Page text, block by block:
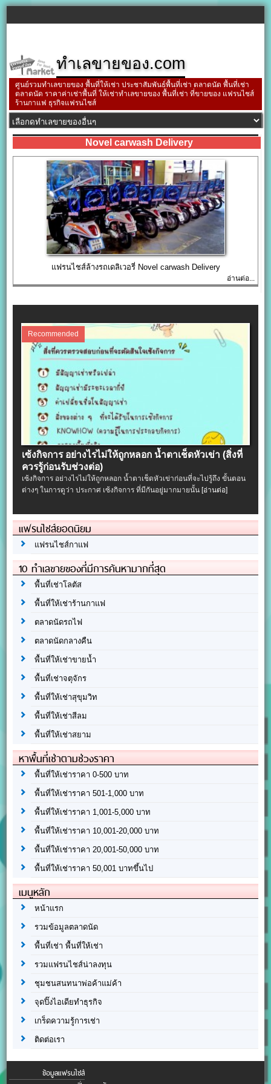
ทำเลขายของ.com
ศูนย์รวมทำเลขายของ พื้นที่ให้เช่า ประชาสัมพันธ์พื้นที่เช่า ตลาดนัด พื้นที่เช่า
ตลาดนัด ราคาค่าเช่าพื้นที่ ให้เช่าทำเลขายของ พื้นที่เช่า ที่ขายของ แฟรนไชส์
ร้านกาแฟ ธุรกิจแฟรนไชส์
Novel carwash Delivery
แฟรนไชส์ล้างรถเดลิเวอรี่ Novel carwash Delivery
อ่านต่อ...
Recommended
เซ้งกิจการ อย่างไรไม่ให้ถูกหลอก น้ำตาเช็ดหัวเข่า (สิ่งที่
ควรรู้ก่อนรับช่วงต่อ)
เซ้งกิจการ อย่างไรไม่ให้ถูกหลอก น้ำตาเช็ดหัวเข่าก่อนที่จะไปรู้ถึง ขั้นตอน
ต่างๆ ในการดูว่า ประกาศ เซ้งกิจการ ที่มีกันอยู่มากมายนั้น[อ่านต่อ]
แฟรนไชส์ยอดนิยม
แฟรนไชส์กาแฟ
10 ทำเลขายของที่มีการค้นหามากที่สุด
พื้นที่เช่าโลตัส
พื้นที่ให้เช่าร้านกาแฟ
ตลาดนัดรถไฟ
ตลาดนัดกลางคืน
พื้นที่ให้เช่าขายน้ำ
พื้นที่เช่าจตุจักร
พื้นที่ให้เช่าสุขุมวิท
พื้นที่ให้เช่าสีลม
พื้นที่ให้เช่าสยาม
หาพื้นที่เช่าตามช่วงราคา
พื้นที่ให้เช่าราคา 0-500 บาท
พื้นที่ให้เช่าราคา 501-1,000 บาท
พื้นที่ให้เช่าราคา 1,001-5,000 บาท
พื้นที่ให้เช่าราคา 10,001-20,000 บาท
พื้นที่ให้เช่าราคา 20,001-50,000 บาท
พื้นที่ให้เช่าราคา 50,001 บาทขึ้นไป
เมนูหลัก
หน้าแรก
รวมข้อมูลตลาดนัด
พื้นที่เช่า พื้นที่ให้เช่า
รวมแฟรนไชส์น่าลงทุน
ชุมชนสนทนาพ่อค้าแม่ค้า
จุดปิ๊งไอเดียทำธุรกิจ
เกร็ดความรู้การเช่า
ติดต่อเรา
ข้อมูลแฟรนไชส์